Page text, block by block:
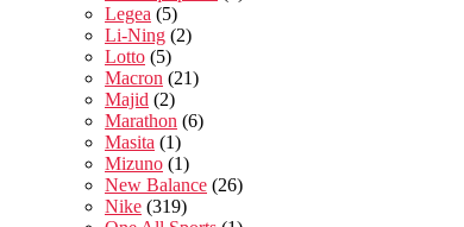
Legea (5)
Li-Ning (2)
Lotto (5)
Macron (21)
Majid (2)
Marathon (6)
Masita (1)
Mizuno (1)
New Balance (26)
Nike (319)